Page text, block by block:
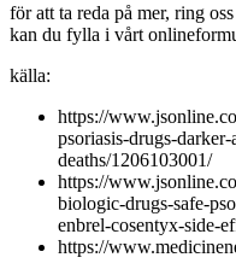
för att ta reda på mer, ring
kan du fylla i vårt
källa:
https://
psoriasis-drugs-
deaths/1206103001/
https://
biologic-drugs-safe-
enbrel-cosentyx-side-
https://